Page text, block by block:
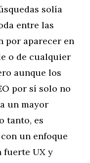
solía
entre las
por aparecer en
o de cualquier
aunque los
por sí solo no
un mayor
tanto, es
un enfoque
fuerte UX y